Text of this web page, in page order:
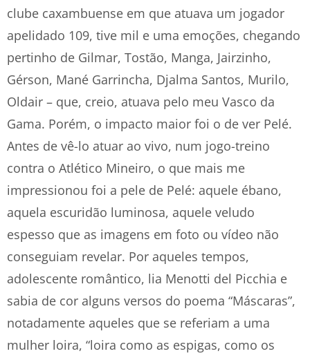
clube caxambuense em que atuava um jogador
apelidado 109, tive mil e uma emoções, chegando
pertinho de Gilmar, Tostão, Manga, Jairzinho,
Gérson, Mané Garrincha, Djalma Santos, Murilo,
Oldair – que, creio, atuava pelo meu Vasco da
Gama. Porém, o impacto maior foi o de ver Pelé.
Antes de vê-lo atuar ao vivo, num jogo-treino
contra o Atlético Mineiro, o que mais me
impressionou foi a pele de Pelé: aquele ébano,
aquela escuridão luminosa, aquele veludo
espesso que as imagens em foto ou vídeo não
conseguiam revelar. Por aqueles tempos,
adolescente romântico, lia Menotti del Picchia e
sabia de cor alguns versos do poema “Máscaras”,
notadamente aqueles que se referiam a uma
mulher loira, “loira como as espigas, como os